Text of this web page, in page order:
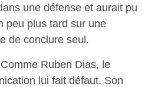
une défense et aurait pu
peu plus tard sur une
de conclure seul.
Ruben Dias, le
lui fait défaut. Son